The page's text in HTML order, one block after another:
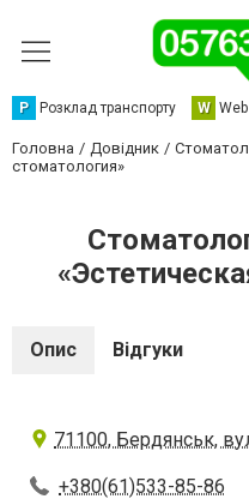
Р Розклад транспорту W
Головна Довідник
стоматология»
Опис Відгуки
71100, Бердянськ,
+380(61)533-85-86